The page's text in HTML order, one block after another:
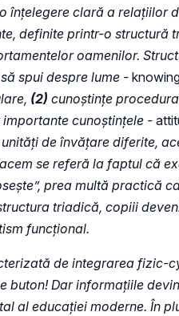
înțelegere clară a relațiilor
definite printr-o
oamenilor.
spui despre lume -
(2) cunoștințe
cunoștințele -
de învățare diferite,
se referă la faptul că
prea multă practică
triadică, copiii
funcțional.
de integrarea
buton! Dar informațiile
al educației moderne. În